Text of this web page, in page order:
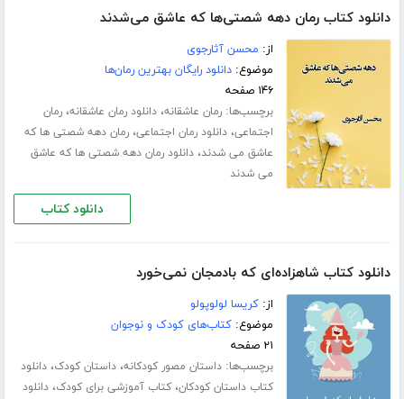
دانلود کتاب رمان دهه شصتی‌ها که عاشق می‌شدند
از: محسن آثارجوی
موضوع:دانلود رایگان بهترین رمان‌ها
۱۴۶ صفحه
برچسب‌ها:رمان عاشقانه،دانلود رمان عاشقانه،رمان
اجتماعی،دانلود رمان اجتماعی،رمان دهه شصتی ها که
عاشق می شدند،دانلود رمان دهه شصتی ها که عاشق
می شدند
دانلود کتاب
دانلود کتاب شاهزاده‌ای که بادمجان نمی‌خورد
از:کریسا لولوپولو
موضوع:کتاب‌های کودک و نوجوان
۲۱ صفحه
برچسب‌ها:داستان مصور کودکانه،داستان کودک،دانلود
کتاب داستان کودکان،کتاب آموزشی برای کودک،دانلود